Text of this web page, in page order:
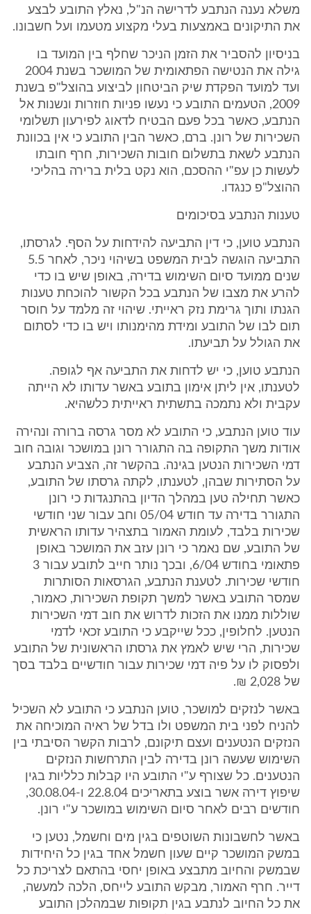
משלא נענה הנתבע לדרישה הנ"ל, נאלץ התובע לבצע
את התיקונים באמצעות בעלי מקצוע מטעמו ועל חשבונו.
בניסיון להסביר את הזמן הניכר שחלף בין המועד בו
גילה את הנטישה הפתאומית של המושכר בשנת 2004
ועד למועד הפקדת שיק הביטחון לביצוע בהוצל"פ בשנת
2009, הטעמים התובע כי נעשו פניות חוזרות ונשנות אל
הנתבע, כאשר בכל פעם הבטיח לדאוג לפירעון תשלומי
השכירות של רונן. ברם, כאשר הבין התובע כי אין בכוונת
הנתבע לשאת בתשלום חובות השכירות, חרף חובתו
לעשות כן עפ"י ההסכם, הוא נקט בלית ברירה בהליכי
ההוצל"פ כנגדו.
טענות הנתבע בסיכומים
הנתבע טוען, כי דין התביעה להידחות על הסף. לגרסתו,
התביעה הוגשה לבית המשפט בשיהוי ניכר, לאחר 5.5
שנים ממועד סיום השימוש בדירה, באופן שיש בו כדי
להרע את מצבו של הנתבע בכל הקשור להוכחת טענות
הגנתו ותוך גרימת נזק ראייתי. שיהוי זה מלמד על חוסר
תום לבו של התובע ומידת מהימנותו ויש בו כדי לסתום
את הגולל על תביעתו.
הנתבע טוען, כי יש לדחות את התביעה אף לגופה.
לטענתו, אין ליתן אימון בתובע באשר עדותו לא הייתה
עקבית ולא נתמכה בתשתית ראייתית כלשהיא.
עוד טוען הנתבע, כי התובע לא מסר גרסה ברורה ונהירה
אודות משך התקופה בה התגורר רונן במושכר וגובה חוב
דמי השכירות הנטען בגינה. בהקשר זה, הצביע הנתבע
על הסתירות שבהן, לטענתו, לקתה גרסתו של התובע,
כאשר תחילה טען במהלך הדיון בהתנגדות כי רונן
התגורר בדירה עד חודש 05/04 וחב עבור שני חודשי
שכירות בלבד, לעומת האמור בתצהיר עדותו הראשית
של התובע, שם נאמר כי רונן עזב את המושכר באופן
פתאומי בחודש 6/04, ובכך נותר חייב לתובע עבור 3
חודשי שכירות. לטענת הנתבע, הגרסאות הסותרות
שמסר התובע באשר למשך תקופת השכירות, כאמור,
שוללות ממנו את הזכות לדרוש את חוב דמי השכירות
הנטען. לחלופין, ככל שייקבע כי התובע זכאי לדמי
שכירות, הרי שיש לאמץ את גרסתו הראשונית של התובע
ולפסוק לו על פיה דמי שכירות עבור חודשיים בלבד בסך
של 2,028 ₪.
באשר לנזקים למושכר, טוען הנתבע כי התובע לא השכיל
להניח לפני בית המשפט ולו בדל של ראיה המוכיחה את
הנזקים הנטענים ועצם תיקונם, לרבות הקשר הסיבתי בין
השימוש שעשה רונן בדירה לבין התרחשות הנזקים
הנטענים. כל שצורף ע"י התובע היו קבלות כלליות בגין
שיפוץ דירה אשר בוצע בתאריכים 22.8.04 ו-30.08.04,
חודשים רבים לאחר סיום השימוש במושכר ע"י רונן.
באשר לחשבונות השוטפים בגין מים וחשמל, נטען כי
במשק המושכר קיים שעון חשמל אחד בגין כל היחידות
שבמשק והחיוב מתבצע באופן יחסי בהתאם לצריכת כל
דייר. חרף האמור, מבקש התובע לייחס, הלכה למעשה,
את כל החיוב לנתבע בגין תקופות שבמהלכן התובע